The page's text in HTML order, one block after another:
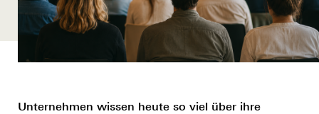
Unternehmen wissen heute so viel über ihre